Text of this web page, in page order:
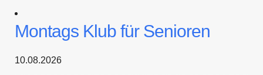
Montags Klub für Senioren
10.08.2026